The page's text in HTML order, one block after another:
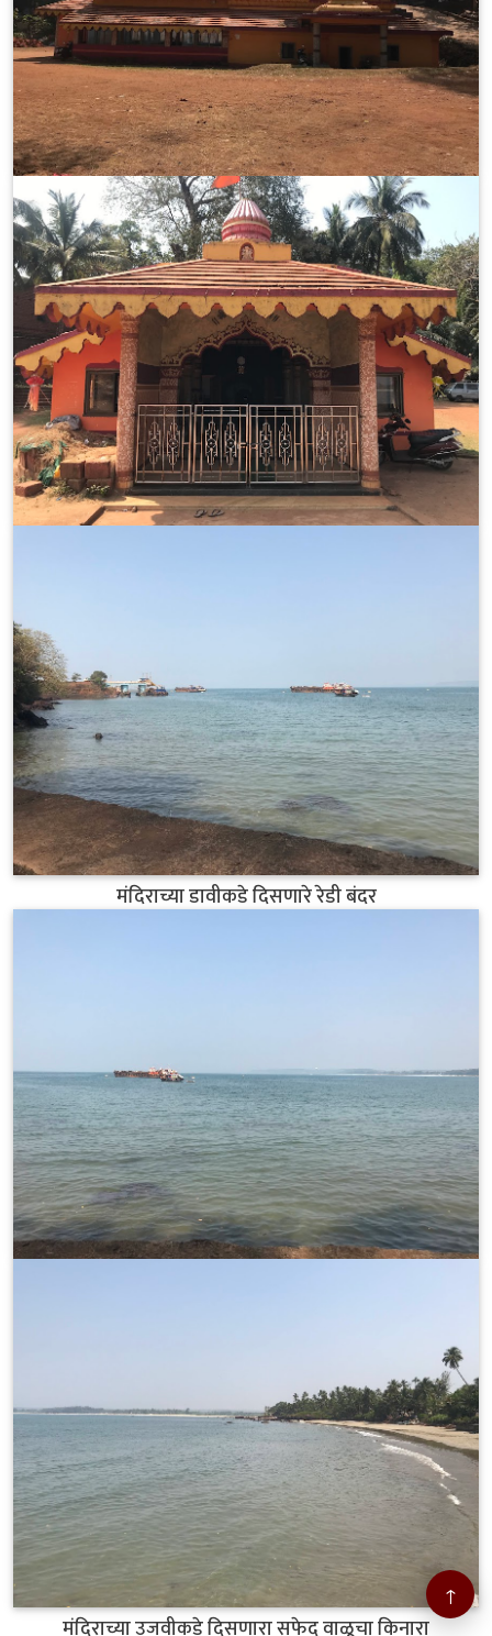
मंदिराच्या डावीकडे दिसणारे रेडी बंदर
↑